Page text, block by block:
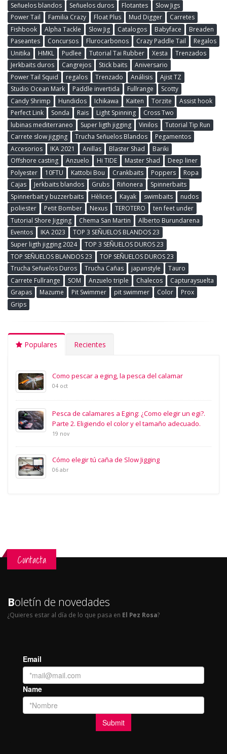
Señuelos blandos
Señuelos duros Flotantes
Slow Jigs
Power Tail
Familia Crazy Float Plus Mud Digger
Carretes
Fishbook
Alpha Tackle Slow Jig Catalogos Babyface
Breaden
Paseantes
Concursos Flurocarbonos Crazy Paddle Tail
Regalos
Unitika
HMKL Pudlee Tutorial Tai Rubber Xesta
Trenzados
Jerkbaits duros
Cangrejos Stick baits
Aniversario
Power Tail Squid
regalos Trenzado Análisis
Ajist TZ
Studio Ocean Mark
Paddle invertida Fullrange
Scotty
Candy Shrimp
Hundidos Ichikawa Kaiten Torzite
Assist hook
Perfect Link
Sonda Rais Light Spinning
Cross Two
lubinas mediterraneo
Super ligth jigging Vinilos
Tutorial Tip Run
Carrete slow jigging
Trucha Señuelos Blandos
Pegamentos
Accesorios
IKA 2021 Anillas Blaster Shad
Bariki
Offshore casting
Anzuelo Hi TIDE Master Shad
Deep liner
Polyester
10FTU Kattobi Bou Crankbaits Poppers
Ropa
Cajas
Jerkbaits blandos Grubs Riñonera
Spinnerbaits
Spinnerbait y buzzerbaits
Hèlices Kayak swimbaits
nudos
poliester
Petit Bomber Nexus TEROTERO
ten feet under
Tutorial Shore Jigging
Chema San Martin
Alberto Burundarena
Eventos
IKA 2023
TOP 3 SEÑUELOS BLANDOS 23
Super ligth jigging 2024
TOP 3 SEÑUELOS DUROS 23
TOP SEÑUELOS BLANDOS 23
TOP SEÑUELOS DUROS 23
Trucha Señuelos Duros
Trucha Cañas japanstyle
Tauro
Carrete Fullrange
SOM Anzuelo triple Chalecos
Capturaysuelta
Grapas
Mazume Pit Swimmer pit swimmer Color
Prox
Grips
Populares Recientes
Como pescar a eging, la pesca del calamar
04 oct
Pesca de calamares a Eging: ¿Como elegir un egi?.
Parte 2. Eligiendo el color y el tamaño adecuado.
19 nov
Cómo elegir tú caña de Slow Jigging
06 abr
Contacta
Boletín de novedades
¿Quieres estar al día de lo que pasa en El Pez Rosa?